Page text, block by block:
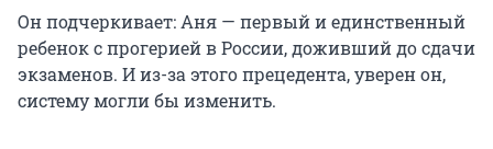
Он подчеркивает: Аня — первый и единственный
ребенок с прогерией в России, доживший до сдачи
экзаменов. И из-за этого прецедента, уверен он,
систему могли бы изменить.